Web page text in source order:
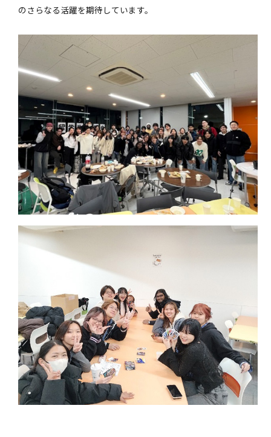
のさらなる活躍を期待しています。